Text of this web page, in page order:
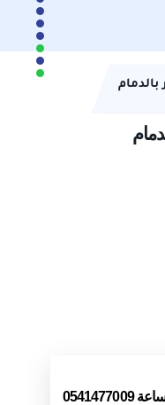
معلم دهانات بالدمام على مدار 24 ساعة 0541477009